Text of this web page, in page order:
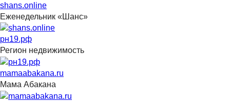
shans.online
Еженедельник «Шанс»
рн19.рф
Регион недвижимость
mamaabakana.ru
Мама Абакана